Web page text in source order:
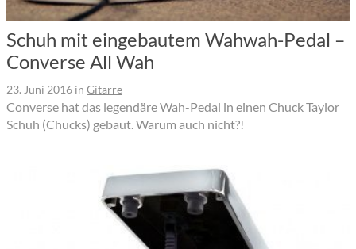
Schuh mit eingebautem Wahwah-Pedal –
Converse All Wah
23. Juni 2016 in Gitarre
Converse hat das legendäre Wah-Pedal in einen Chuck Taylor
Schuh (Chucks) gebaut. Warum auch nicht?!